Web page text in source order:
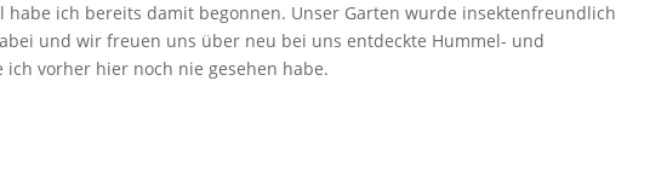
ich bereits damit begonnen. Unser Garten wurde insektenfreundlich
und wir freuen uns über neu bei uns entdeckte Hummel- und
vorher hier noch nie gesehen habe.